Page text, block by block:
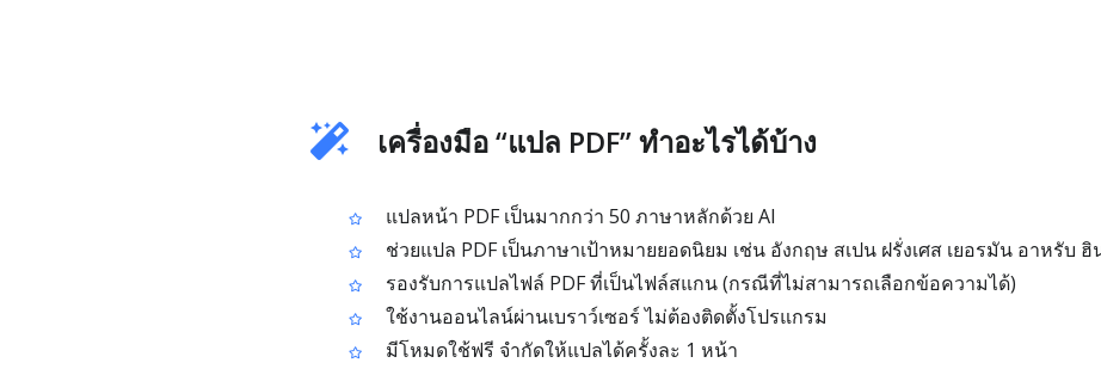
เครื่องมือ “แปล PDF” ทำอะไรได้บ้าง
แปลหน้า PDF เป็นมากกว่า 50 ภาษาหลักด้วย AI
ช่วยแปล PDF เป็นภาษาเป้าหมายยอดนิยม เช่น อังกฤษ สเปน ฝรั่งเศส เยอรมัน อาหรับ
รองรับการแปลไฟล์ PDF ที่เป็นไฟล์สแกน (กรณีที่ไม่สามารถเลือกข้อความได้)
ใช้งานออนไลน์ผ่านเบราว์เซอร์ ไม่ต้องติดตั้งโปรแกรม
มีโหมดใช้ฟรี จำกัดให้แปลได้ครั้งละ 1 หน้า